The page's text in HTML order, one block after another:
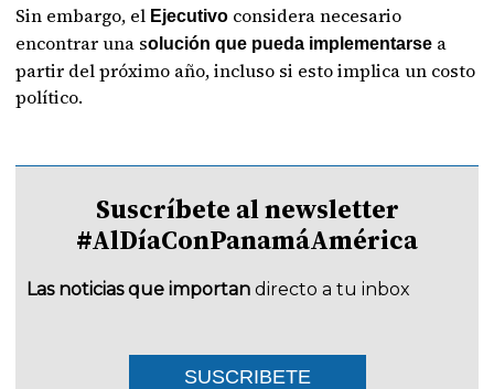
Sin embargo, el Ejecutivo considera necesario
encontrar una solución que pueda implementarse a
partir del próximo año, incluso si esto implica un costo
político.
Suscríbete al newsletter
#AlDíaConPanamáAmérica
Las noticias que importan directo a tu inbox
SUSCRIBETE